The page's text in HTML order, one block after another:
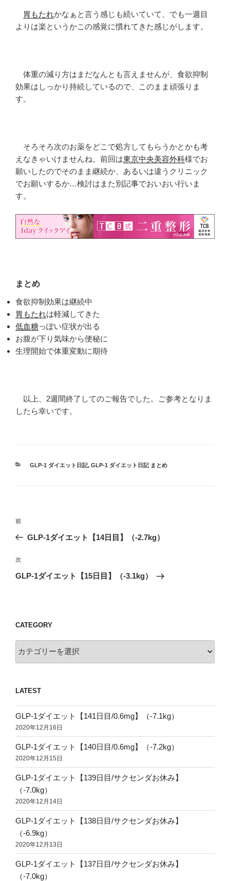
胃もたれかなぁと言う感じも続いていて、でも一週目
よりは楽というかこの感覚に慣れてきた感じがします。
体重の減り方はまだなんとも言えませんが、食欲抑制
効果はしっかり持続しているので、このまま頑張りま
す。
そろそろ次のお薬をどこで処方してもらうかとかも考
えなきゃいけませんね。前回は東京中央美容外科様でお
願いしたのでそのまま継続か、あるいは違うクリニック
でお願いするか…検討はまた別記事でおいおい行いま
す。
まとめ
食欲抑制効果は継続中
胃もたれは軽減してきた
低血糖っぽい症状が出る
お腹が下り気味から便秘に
生理開始で体重変動に期待
以上、2週間終了してのご報告でした。ご参考となりま
したら幸いです。
カ
GLP-1 ダイエット日記, GLP-1 ダイエット日記 まとめ
投
ビ
ゲ
ン
過
去
投
稿
前
GLP-1ダイエット【14日目】（-2.7kg）
次
の
次
GLP-1ダイエット【15日目】（-3.1kg）
CATEGORY
LATEST
GLP-1ダイエット【141日目/0.6mg】（-7.1kg）
2020年12月16日
GLP-1ダイエット【140日目/0.6mg】（-7.2kg）
2020年12月15日
GLP-1ダイエット【139日目/サクセンダお休み】
（-7.0kg）
2020年12月14日
GLP-1ダイエット【138日目/サクセンダお休み】
（-6.9kg）
2020年12月13日
GLP-1ダイエット【137日目/サクセンダお休み】
（-7.0kg）